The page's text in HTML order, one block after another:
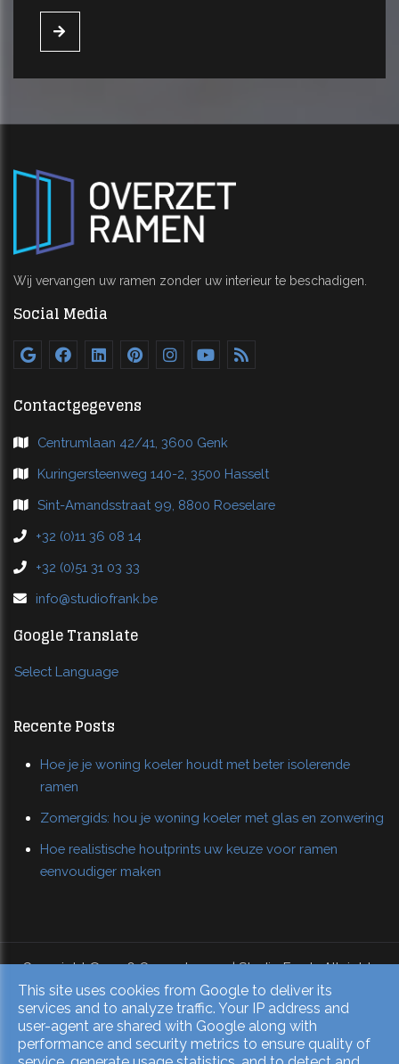
Wij vervangen uw ramen zonder uw interieur te beschadigen.
Social Media
Contactgegevens
Centrumlaan 42/41, 3600 Genk
Kuringersteenweg 140-2, 3500 Hasselt
Sint-Amandsstraat 99, 8800 Roeselare
+32 (0)11 36 08 14
+32 (0)51 31 03 33
info@studiofrank.be
Google Translate
Select Language
Recente Posts
Hoe je je woning koeler houdt met beter isolerende
ramen
Zomergids: hou je woning koeler met glas en zonwering
Hoe realistische houtprints uw keuze voor ramen
eenvoudiger maken
Copyright © 2026 Overzetramen | Studio Frank. All rights
reserved.
Privacy & Cookies |UP-TO-DATE WebDesign
This site uses cookies from Google to deliver its
services and to analyze traffic. Your IP address and
user-agent are shared with Google along with
performance and security metrics to ensure quality of